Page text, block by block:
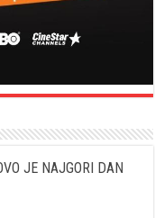
JE NAJGORI DAN